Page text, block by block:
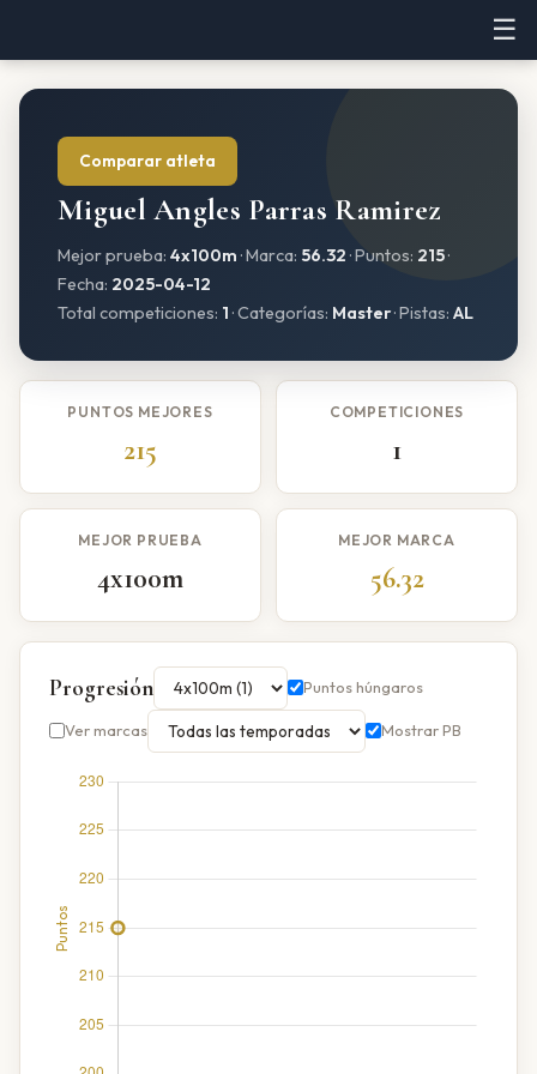
☰
Comparar atleta
Miguel Angles Parras Ramirez
Mejor prueba: 4x100m · Marca: 56.32 · Puntos: 215·
Fecha: 2025-04-12
Total competiciones: 1 · Categorías: Master· Pistas: AL
PUNTOS MEJORES
215
COMPETICIONES
1
MEJOR PRUEBA
4x100m
MEJOR MARCA
56.32
Progresión Puntos húngaros
Ver marcas Mostrar PB